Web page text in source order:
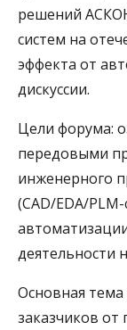
решений
систем на
эффекта от
дискуссии.
Цели форума:
передовыми
инженерного
(CAD/EDA/
деятельности
Основная
заказчиков от